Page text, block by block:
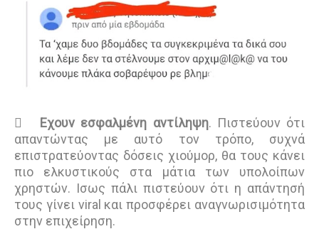
 Εχουν εσφαλμένη αντίληψη. Πιστεύουν ότι
απαντώντας με αυτό τον τρόπο, συχνά
επιστρατεύοντας δόσεις χιούμορ, θα τους κάνει
πιο ελκυστικούς στα μάτια των υπολοίπων
χρηστών. Ισως πάλι πιστεύουν ότι η απάντησή
τους γίνει viral και προσφέρει αναγνωρισιμότητα
στην επιχείρηση.